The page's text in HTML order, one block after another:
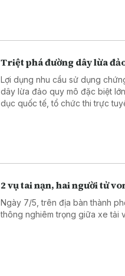
Triệt phá đường dây lừa
Lợi dụng nhu cầu sử dụng
dây lừa đảo quy mô đặc biệt
dục quốc tế, tổ chức thi trực
2 vụ tai nạn, hai người tử
Ngày 7/5, trên địa bàn thành
thông nghiêm trọng giữa xe tải